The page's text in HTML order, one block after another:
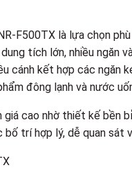
F500TX là lựa chọn
tích lớn, nhiều ngăn
cánh kết hợp các ngăn
đông lạnh và nước
cao nhờ thiết kế bền
trí hợp lý, dễ quan sát